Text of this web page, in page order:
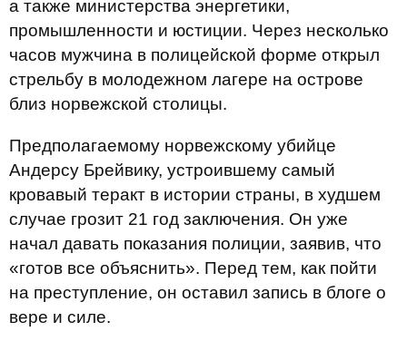
а также министерства энергетики,
промышленности и юстиции. Через несколько
часов мужчина в полицейской форме открыл
стрельбу в молодежном лагере на острове
близ норвежской столицы.
Предполагаемому норвежскому убийце
Андерсу Брейвику, устроившему самый
кровавый теракт в истории страны, в худшем
случае грозит 21 год заключения. Он уже
начал давать показания полиции, заявив, что
«готов все объяснить». Перед тем, как пойти
на преступление, он оставил запись в блоге о
вере и силе.